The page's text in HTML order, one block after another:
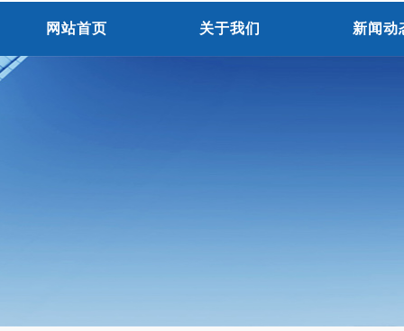
网站首页 关于我们 新闻动